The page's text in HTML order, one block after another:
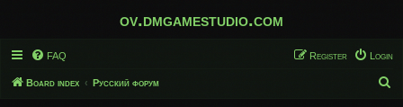
ov.dmgamestudio.com
FAQ Login
Register
Board index Русский форум